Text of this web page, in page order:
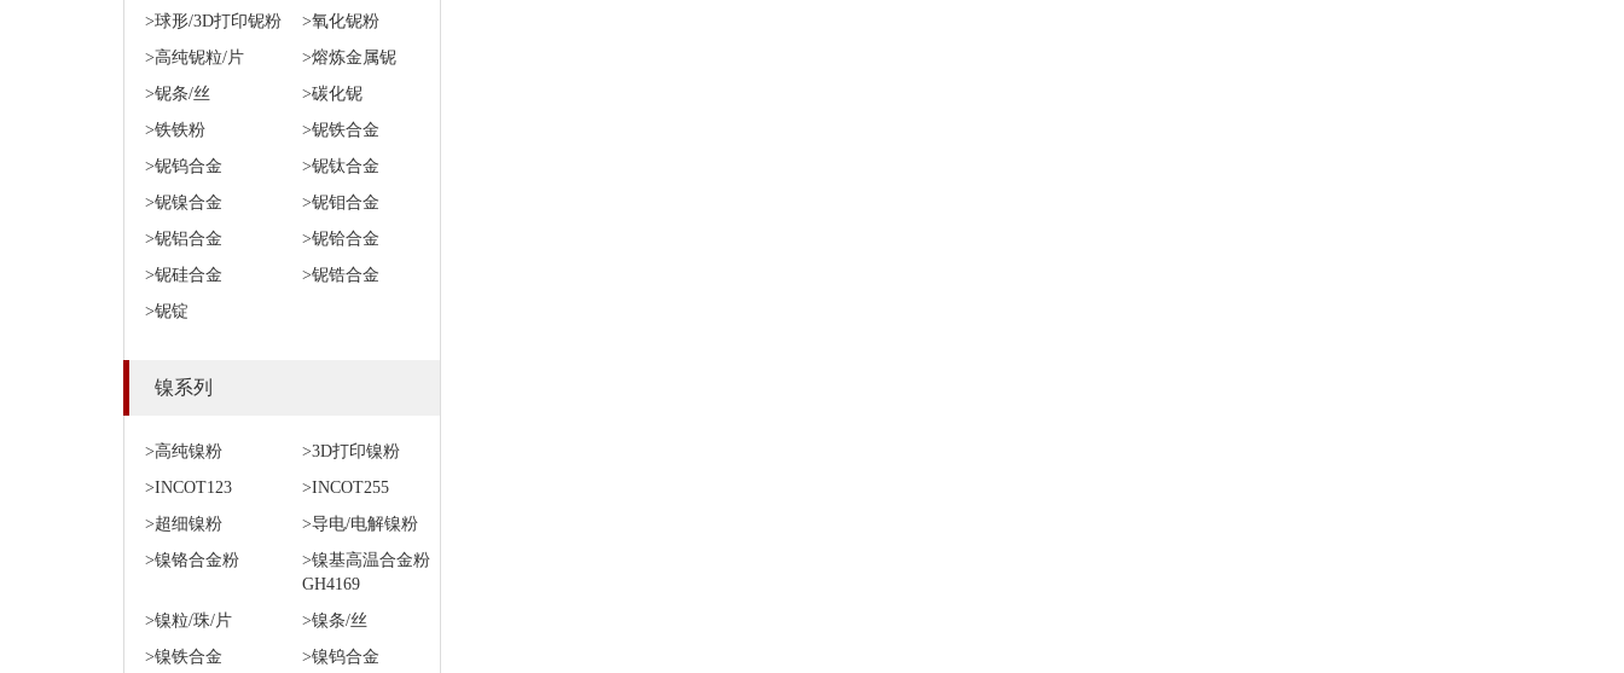
>球形/3D打印铌粉
>氧化铌粉
>高纯铌粒/片
>熔炼金属铌
>铌条/丝
>碳化铌
>铁铁粉
>铌铁合金
>铌钨合金
>铌钛合金
>铌镍合金
>铌钼合金
>铌铝合金
>铌铪合金
>铌硅合金
>铌锆合金
>铌锭
镍系列
>高纯镍粉
>3D打印镍粉
>INCOT123
>INCOT255
>超细镍粉
>导电/电解镍粉
>镍铬合金粉
>镍基高温合金粉
GH4169
>镍粒/珠/片
>镍条/丝
>镍铁合金
>镍钨合金